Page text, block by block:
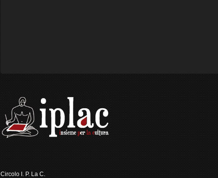
Circolo I. P. La C.